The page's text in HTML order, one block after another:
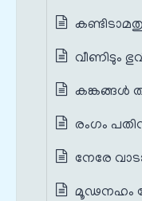
വീണിടും
കങ്കങ്ങൾ
രംഗം
നേരേ
മൂഢനഹം